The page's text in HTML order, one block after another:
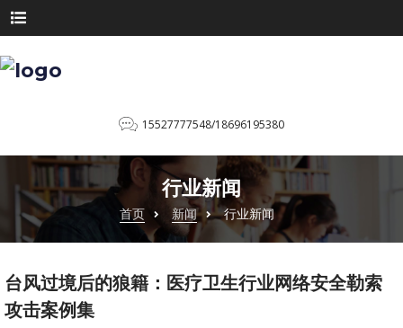
15527777548/18696195380
行业新闻
首页 新闻 行业新闻
台风过境后的狼籍：医疗卫生行业网络安全勒索
攻击案例集